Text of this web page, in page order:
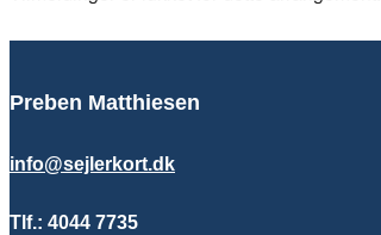
Preben Matthiesen
info@sejlerkort.dk
Tlf.: 4044 7735